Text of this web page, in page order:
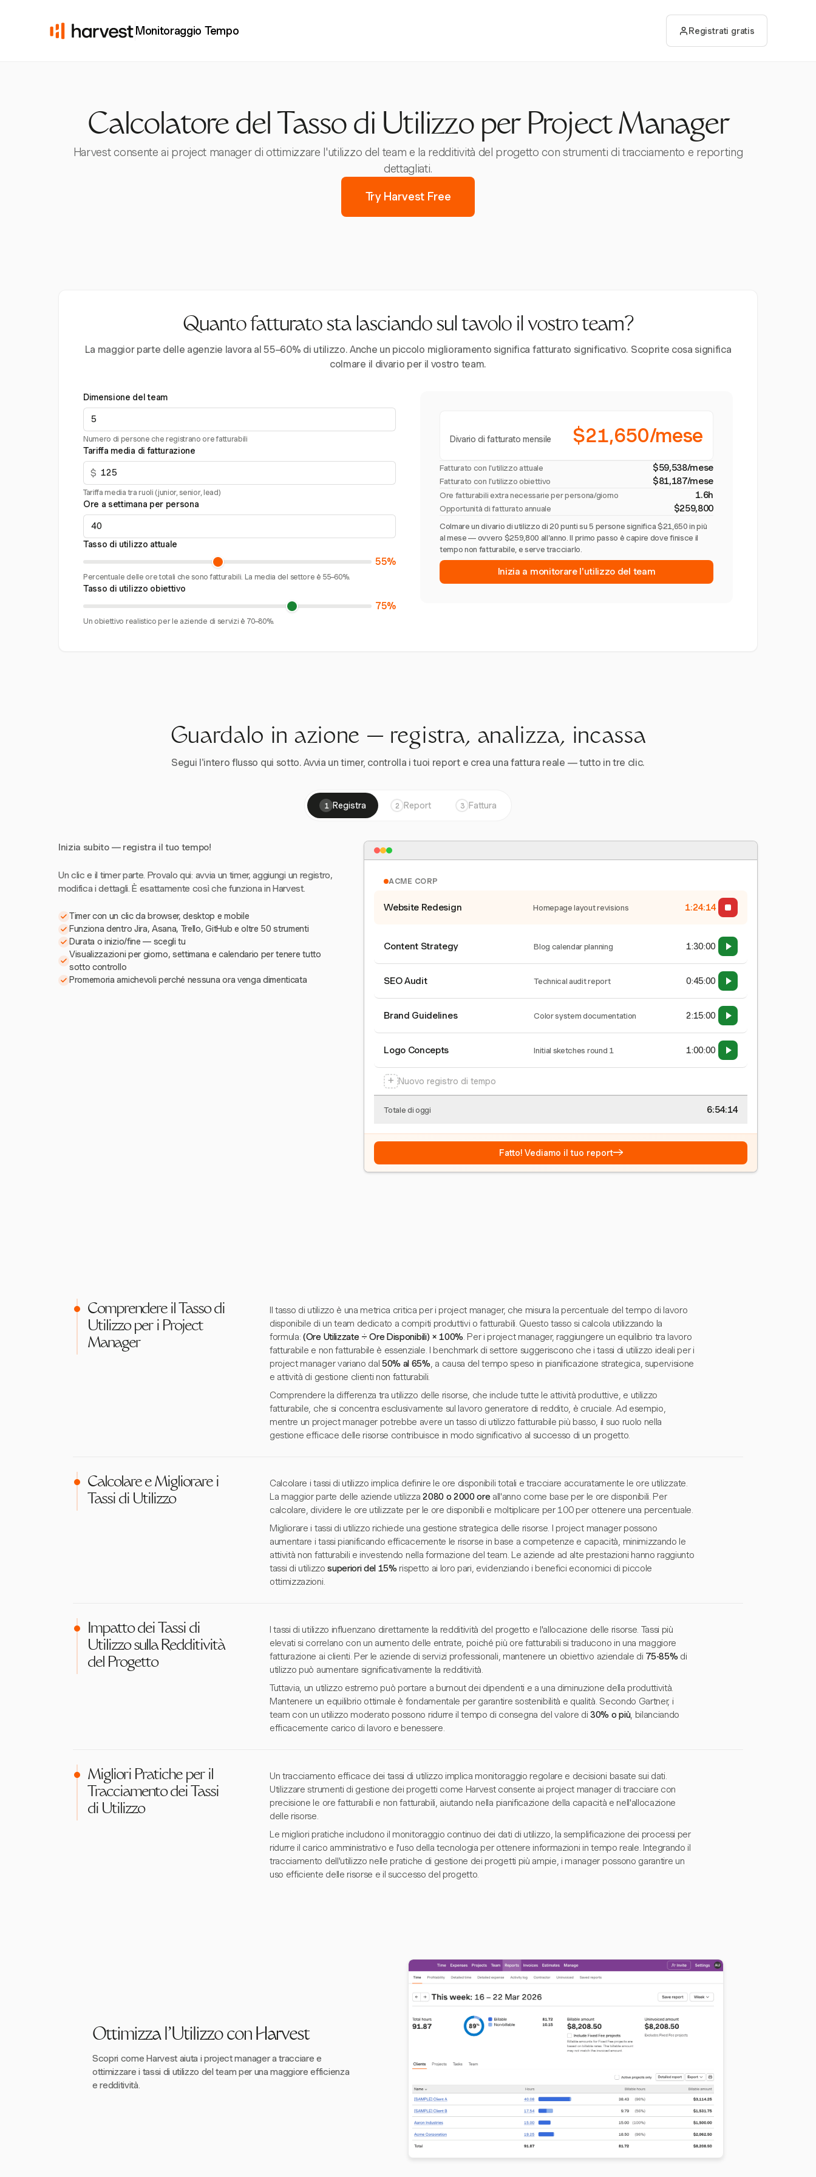
Monitoraggio Tempo Registrati gratis
Calcolatore del Tasso di Utilizzo per Project Manager
Harvest consente ai project manager di ottimizzare l'utilizzo del team e la redditività del progetto con strumenti di tracciamento e reporting
dettagliati.
Try Harvest Free
Quanto fatturato sta lasciando sul tavolo il vostro team?
La maggior parte delle agenzie lavora al 55–60% di utilizzo. Anche un piccolo miglioramento significa fatturato significativo. Scoprite cosa significa
colmare il divario per il vostro team.
Dimensione del team
Numero di persone che registrano ore fatturabili
Tariffa media di fatturazione
$
Tariffa media tra ruoli (junior, senior, lead)
Ore a settimana per persona
Tasso di utilizzo attuale
55%
Percentuale delle ore totali che sono fatturabili. La media del settore è 55–60%.
Tasso di utilizzo obiettivo
75%
Un obiettivo realistico per le aziende di servizi è 70–80%.
Divario di fatturato mensile $21,650/mese
Fatturato con l'utilizzo attuale $59,538/mese
Fatturato con l'utilizzo obiettivo $81,187/mese
Ore fatturabili extra necessarie per persona/giorno 1.6h
Opportunità di fatturato annuale $259,800
Colmare un divario di utilizzo di 20 punti su 5 persone significa $21,650 in più
al mese — ovvero $259,800 all'anno. Il primo passo è capire dove finisce il
tempo non fatturabile, e serve tracciarlo.
Inizia a monitorare l'utilizzo del team
Guardalo in azione — registra, analizza, incassa
Segui l'intero flusso qui sotto. Avvia un timer, controlla i tuoi report e crea una fattura reale — tutto in tre clic.
1 Registra 2 Report 3 Fattura
Inizia subito — registra il tuo tempo!
Un clic e il timer parte. Provalo qui: avvia un timer, aggiungi un registro,
modifica i dettagli. È esattamente così che funziona in Harvest.
Timer con un clic da browser, desktop e mobile
Funziona dentro Jira, Asana, Trello, GitHub e oltre 50 strumenti
Durata o inizio/fine — scegli tu
Visualizzazioni per giorno, settimana e calendario per tenere tutto
sotto controllo
Promemoria amichevoli perché nessuna ora venga dimenticata
ACME CORP
Website Redesign Homepage layout revisions 1:24:14
Content Strategy Blog calendar planning 1:30:00
SEO Audit Technical audit report 0:45:00
Brand Guidelines Color system documentation 2:15:00
Logo Concepts Initial sketches round 1 1:00:00
+ Nuovo registro di tempo
Totale di oggi 6:54:14
Fatto! Vediamo il tuo report→
Comprendere il Tasso di
Utilizzo per i Project
Manager
Il tasso di utilizzo è una metrica critica per i project manager, che misura la percentuale del tempo di lavoro
disponibile di un team dedicato a compiti produttivi o fatturabili. Questo tasso si calcola utilizzando la
formula:(Ore Utilizzate ÷ Ore Disponibili) × 100%. Per i project manager, raggiungere un equilibrio tra lavoro
fatturabile e non fatturabile è essenziale. I benchmark di settore suggeriscono che i tassi di utilizzo ideali per i
project manager variano dal50% al 65%, a causa del tempo speso in pianificazione strategica, supervisione
e attività di gestione clienti non fatturabili.
Comprendere la differenza tra utilizzo delle risorse, che include tutte le attività produttive, e utilizzo
fatturabile, che si concentra esclusivamente sul lavoro generatore di reddito, è cruciale. Ad esempio,
mentre un project manager potrebbe avere un tasso di utilizzo fatturabile più basso, il suo ruolo nella
gestione efficace delle risorse contribuisce in modo significativo al successo di un progetto.
Calcolare e Migliorare i
Tassi di Utilizzo
Calcolare i tassi di utilizzo implica definire le ore disponibili totali e tracciare accuratamente le ore utilizzate.
La maggior parte delle aziende utilizza2080 o 2000 oreall'anno come base per le ore disponibili. Per
calcolare, dividere le ore utilizzate per le ore disponibili e moltiplicare per 100 per ottenere una percentuale.
Migliorare i tassi di utilizzo richiede una gestione strategica delle risorse. I project manager possono
aumentare i tassi pianificando efficacemente le risorse in base a competenze e capacità, minimizzando le
attività non fatturabili e investendo nella formazione del team. Le aziende ad alte prestazioni hanno raggiunto
tassi di utilizzosuperiori del 15% rispetto ai loro pari, evidenziando i benefici economici di piccole
ottimizzazioni.
Impatto dei Tassi di
Utilizzo sulla Redditività
del Progetto
I tassi di utilizzo influenzano direttamente la redditività del progetto e l'allocazione delle risorse. Tassi più
elevati si correlano con un aumento delle entrate, poiché più ore fatturabili si traducono in una maggiore
fatturazione ai clienti. Per le aziende di servizi professionali, mantenere un obiettivo aziendale di 75-85% di
utilizzo può aumentare significativamente la redditività.
Tuttavia, un utilizzo estremo può portare a burnout dei dipendenti e a una diminuzione della produttività.
Mantenere un equilibrio ottimale è fondamentale per garantire sostenibilità e qualità. Secondo Gartner, i
team con un utilizzo moderato possono ridurre il tempo di consegna del valore di30% o più, bilanciando
efficacemente carico di lavoro e benessere.
Migliori Pratiche per il
Tracciamento dei Tassi
di Utilizzo
Un tracciamento efficace dei tassi di utilizzo implica monitoraggio regolare e decisioni basate sui dati.
Utilizzare strumenti di gestione dei progetti come Harvest consente ai project manager di tracciare con
precisione le ore fatturabili e non fatturabili, aiutando nella pianificazione della capacità e nell'allocazione
delle risorse.
Le migliori pratiche includono il monitoraggio continuo dei dati di utilizzo, la semplificazione dei processi per
ridurre il carico amministrativo e l'uso della tecnologia per ottenere informazioni in tempo reale. Integrando il
tracciamento dell'utilizzo nelle pratiche di gestione dei progetti più ampie, i manager possono garantire un
uso efficiente delle risorse e il successo del progetto.
Ottimizza l'Utilizzo con Harvest
Scopri come Harvest aiuta i project manager a tracciare e
ottimizzare i tassi di utilizzo del team per una maggiore efficienza
e redditività.